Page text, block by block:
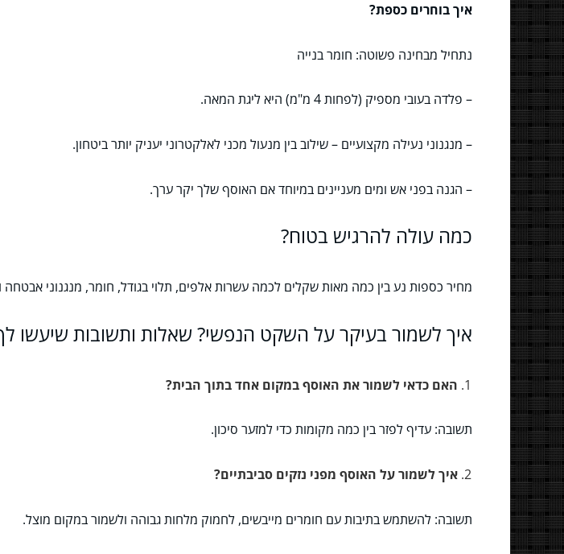
איך בוחרים כספת?
נתחיל מבחינה פשוטה: חומר בנייה
– פלדה בעובי מספיק (לפחות 4 מ"מ) היא ליגת המאה.
– מנגנוני נעילה מקצועיים – שילוב בין מנעול מכני לאלקטרוני יעניק יותר ביטחון.
– הגנה בפני אש ומים מעניינים במיוחד אם האוסף שלך יקר ערך.
כמה עולה להרגיש בטוח?
מחיר כספות נע בין כמה מאות שקלים לכמה עשרות אלפים, תלוי בגודל, חומר, מנגנוני
איך לשמור בעיקר על השקט הנפשי? שאלות ותשובות שיעשו
האם כדאי לשמור את האוסף במקום אחד בתוך הבית?
תשובה: עדיף לפזר בין כמה מקומות כדי למזער סיכון.
איך לשמור על האוסף מפני נזקים סביבתיים?
תשובה: להשתמש בתיבות עם חומרים מייבשים, לחמוק מלחות גבוהה ולשמור במקום מוצל.